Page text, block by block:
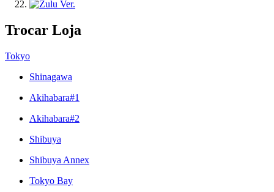
Trocar Loja
Tokyo
Shinagawa
Akihabara#1
Akihabara#2
Shibuya
Shibuya Annex
Tokyo Bay